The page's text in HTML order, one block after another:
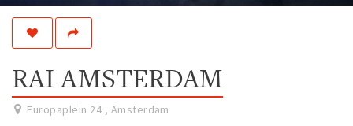
Live
Work
Travel
Sports & leisure
RAI AMSTERDAM
Europaplein 24 , Amsterdam